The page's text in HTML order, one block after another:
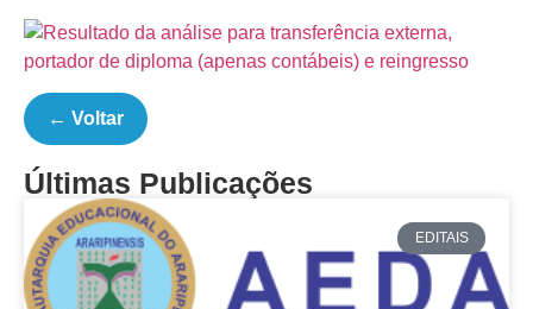
← Voltar
Últimas Publicações
EDITAIS